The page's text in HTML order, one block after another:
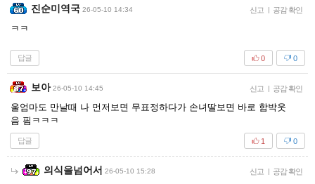
진순미역국 26-05-10 14:34 신고 | 공감 확인
ㅋㅋ
답글 0
0
보아 26-05-10 14:45 신고 | 공감 확인
울엄마도 만날때 나 먼저보면 무표정하다가 손녀딸보면 바로 함박웃
음 핌ㅋㅋㅋ
답글 0
1
의식을넘어서 26-05-10 15:28 신고 | 공감 확인